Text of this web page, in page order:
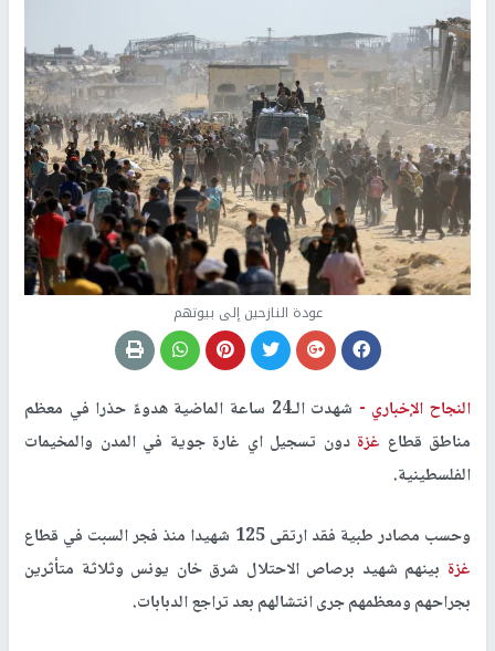
عودة النازحين إلى بيوتهم
النجاح الإخباري -
شهدت الـ24 ساعة الماضية هدوءً حذرا في معظم
مناطق قطاع غزة دون تسجيل اي غارة جوية في المدن والمخيمات
الفلسطينية.
وحسب مصادر طبية فقد ارتقى 125 شهيدا منذ فجر السبت في قطاع
غزة بينهم شهيد برصاص الاحتلال شرق خان يونس وثلاثة متأثرين
بجراحهم ومعظمهم جرى انتشالهم بعد تراجع الدبابات.